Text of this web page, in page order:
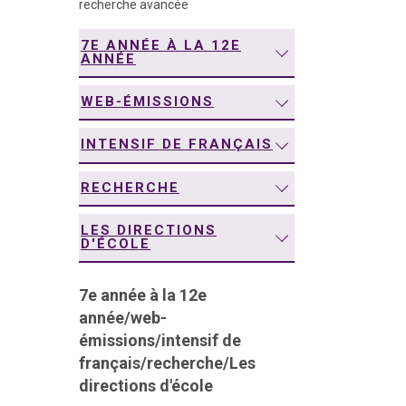
recherche avancée
7E ANNÉE À LA 12E
ANNÉE
WEB-ÉMISSIONS
INTENSIF DE FRANÇAIS
RECHERCHE
LES DIRECTIONS
D'ÉCOLE
7e année à la 12e
année/web-
émissions/intensif de
français/recherche/Les
directions d'école